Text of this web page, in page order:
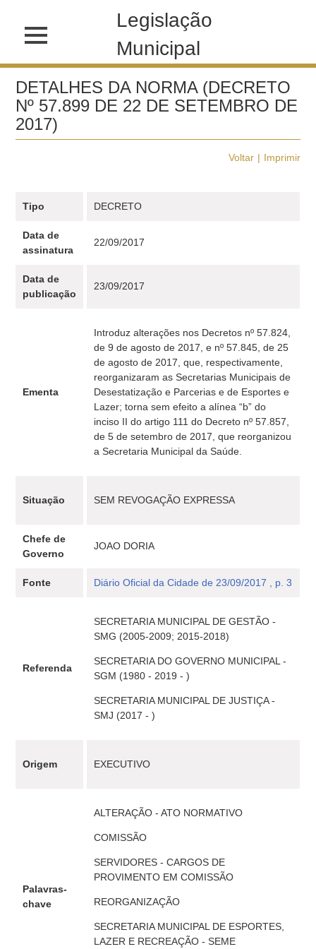
Legislação
Municipal
DETALHES DA NORMA (DECRETO
Nº 57.899 DE 22 DE SETEMBRO DE
2017)
Voltar Imprimir
Tipo DECRETO
Data de
assinatura
22/09/2017
Data de
publicação
23/09/2017
Ementa
Introduz alterações nos Decretos nº 57.824,
de 9 de agosto de 2017, e nº 57.845, de 25
de agosto de 2017, que, respectivamente,
reorganizaram as Secretarias Municipais de
Desestatização e Parcerias e de Esportes e
Lazer; torna sem efeito a alínea “b” do
inciso II do artigo 111 do Decreto nº 57.857,
de 5 de setembro de 2017, que reorganizou
a Secretaria Municipal da Saúde.
Situação SEM REVOGAÇÃO EXPRESSA
Chefe de
Governo
JOAO DORIA
Fonte Diário Oficial da Cidade de 23/09/2017 , p. 3
Referenda
SECRETARIA MUNICIPAL DE GESTÃO -
SMG (2005-2009; 2015-2018)
SECRETARIA DO GOVERNO MUNICIPAL -
SGM (1980 - 2019 - )
SECRETARIA MUNICIPAL DE JUSTIÇA -
SMJ (2017 - )
Origem EXECUTIVO
Palavras-
chave
ALTERAÇÃO - ATO NORMATIVO
COMISSÃO
SERVIDORES - CARGOS DE
PROVIMENTO EM COMISSÃO
REORGANIZAÇÃO
SECRETARIA MUNICIPAL DE ESPORTES,
LAZER E RECREAÇÃO - SEME